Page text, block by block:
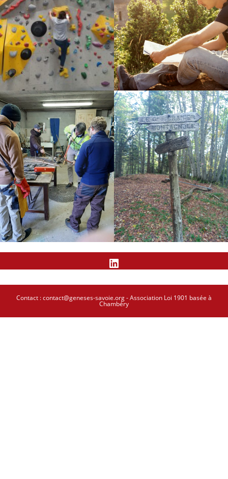
LinkedIn
Contact :contact@geneses-savoie.org- Association Loi 1901 basée à
Chambéry